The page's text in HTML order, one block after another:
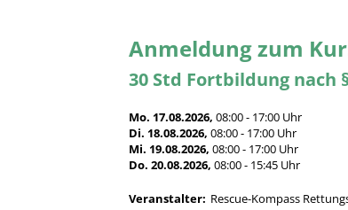
Anmeldung zum
30 Std Fortbildung nach
Mo. 17.08.2026,08:00 - 17:00 Uhr
Di. 18.08.2026,08:00 - 17:00 Uhr
Mi. 19.08.2026,08:00 - 17:00 Uhr
Do. 20.08.2026,08:00 - 15:45 Uhr
Veranstalter: Rescue-Kompass